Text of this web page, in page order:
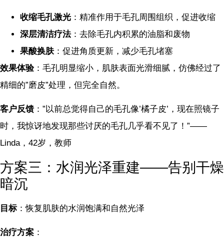
收缩毛孔激光 ：精准作用于毛孔周围组织，促进收缩
深层清洁疗法：去除毛孔内积累的油脂和废物
果酸换肤：促进角质更新，减少毛孔堵塞
效果体验：毛孔明显缩小，肌肤表面光滑细腻，仿佛经过了
精细的”磨皮”处理，但完全自然。
客户反馈：”以前总觉得自己的毛孔像’橘子皮’，现在照镜子
时，我惊讶地发现那些讨厌的毛孔几乎看不见了！”——
Linda，42岁，教师
方案三：水润光泽重建——告别干燥
暗沉
目标：恢复肌肤的水润饱满和自然光泽
治疗方案 ：